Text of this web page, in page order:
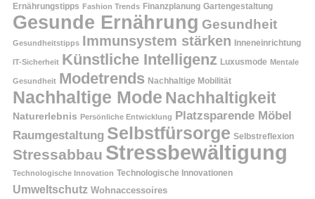
Ernährungstipps Fashion Trends Finanzplanung Gartengestaltung
Gesunde Ernährung Gesundheit
Gesundheitstipps Immunsystem stärken Inneneinrichtung
IT-Sicherheit Künstliche Intelligenz Luxusmode Mentale
Gesundheit Modetrends Nachhaltige Mobilität
Nachhaltige Mode Nachhaltigkeit
Naturerlebnis Persönliche Entwicklung Platzsparende Möbel
Raumgestaltung Selbstfürsorge Selbstreflexion
Stressabbau Stressbewältigung
Technologische Innovation Technologische Innovationen
Umweltschutz Wohnaccessoires